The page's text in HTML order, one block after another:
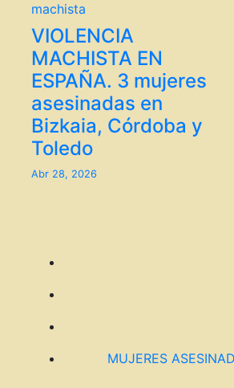
machista
VIOLENCIA
MACHISTA EN
ESPAÑA. 3 mujeres
asesinadas en
Bizkaia, Córdoba y
Toledo
Abr 28, 2026
MUJERES